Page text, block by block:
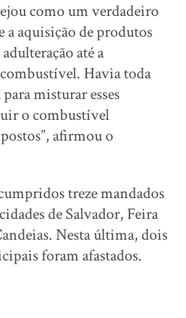
como um verdadeiro
a aquisição de produtos
até a
Havia toda
misturar esses
o combustível
afirmou o
treze mandados
de Salvador, Feira
Nesta última, dois
foram afastados.